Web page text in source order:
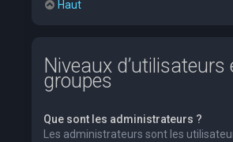
Haut
Niveaux d’utilisateurs
groupes
Que sont les administrateurs ?
Les administrateurs sont les